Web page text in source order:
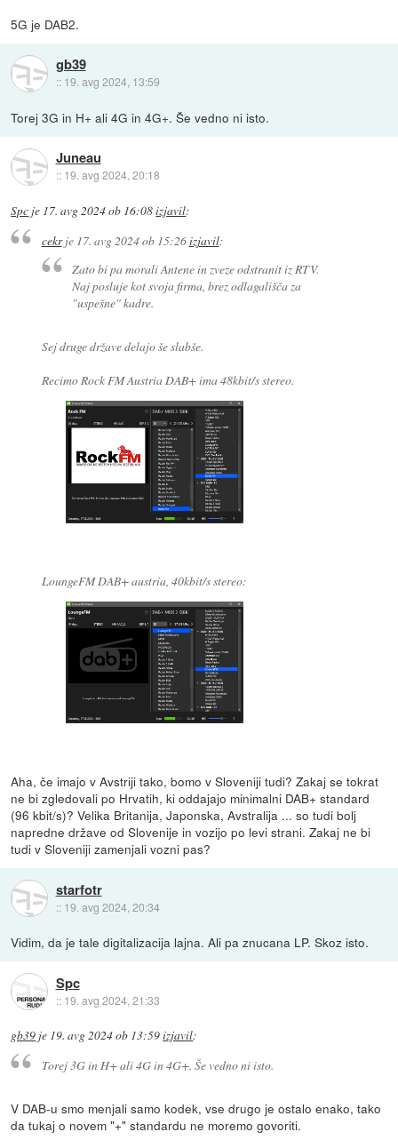
5G je DAB2.
gb39
:: 19. avg 2024, 13:59
Torej 3G in H+ ali 4G in 4G+. Še vedno ni isto.
Juneau
:: 19. avg 2024, 20:18
Spc je 17. avg 2024 ob 16:08izjavil:
cekrje 17. avg 2024 ob 15:26izjavil:
Zato bi pa morali Antene in zveze odstranit iz RTV.
Naj posluje kot svoja firma, brez odlagališča za
"uspešne" kadre.
Sej druge države delajo še slabše.
Recimo Rock FM Austria DAB+ ima 48kbit/s stereo.
LoungeFM DAB+ austria, 40kbit/s stereo:
Aha, če imajo v Avstriji tako, bomo v Sloveniji tudi? Zakaj se tokrat
ne bi zgledovali po Hrvatih, ki oddajajo minimalni DAB+ standard
(96 kbit/s)? Velika Britanija, Japonska, Avstralija ... so tudi bolj
napredne države od Slovenije in vozijo po levi strani. Zakaj ne bi
tudi v Sloveniji zamenjali vozni pas?
starfotr
:: 19. avg 2024, 20:34
Vidim, da je tale digitalizacija lajna. Ali pa znucana LP. Skoz isto.
Spc
:: 19. avg 2024, 21:33
gb39 je 19. avg 2024 ob 13:59izjavil:
Torej 3G in H+ ali 4G in 4G+. Še vedno ni isto.
V DAB-u smo menjali samo kodek, vse drugo je ostalo enako, tako
da tukaj o novem "+" standardu ne moremo govoriti.